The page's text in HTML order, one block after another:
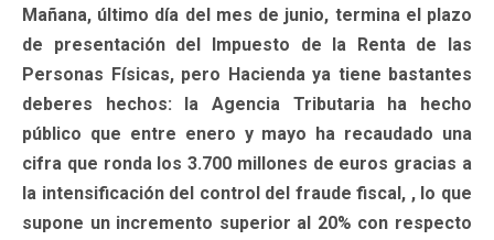
Mañana, último día del mes de junio, termina el plazo
de presentación del Impuesto de la Renta de las
Personas Físicas, pero Hacienda ya tiene bastantes
deberes hechos: la Agencia Tributaria ha hecho
público que entre enero y mayo ha recaudado una
cifra que ronda los 3.700 millones de euros gracias a
la intensificación del control del fraude fiscal, , lo que
supone un incremento superior al 20% con respecto